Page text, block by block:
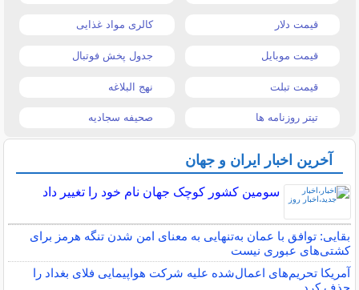
قیمت دلار کالری مواد غذایی
قیمت موبایل جدول پخش فوتبال
قیمت تبلت نهج البلاغه
تیتر روزنامه ها صحیفه سجادیه
آخرین اخبار ایران و جهان
سومین کشور کوچک جهان نام خود را تغییر داد
بقایی: توافق با عمان به‌تنهایی به معنای امن شدن تنگه هرمز برای
کشتی‌های عبوری نیست
آمریکا تحریم‌های اعمال‌شده علیه شرکت هواپیمایی فلای بغداد را
حذف کرد